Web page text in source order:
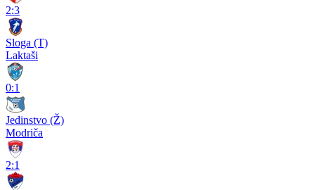
2:3
Sloga (T)
Laktaši
0:1
Jedinstvo (Ž)
Modriča
2:1